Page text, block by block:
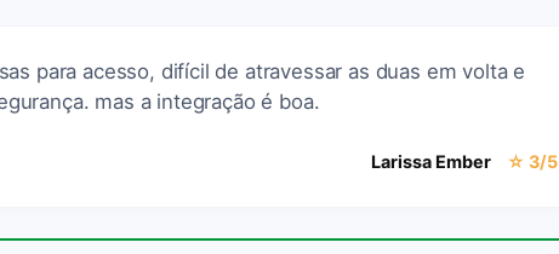
para acesso, difícil de atravessar as duas em volta e
mas a integração é boa.
Larissa Ember ☆ 3/5